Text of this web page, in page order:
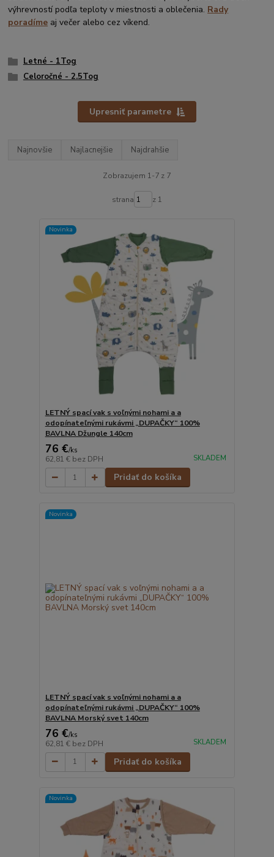
výhrevností podľa teploty v miestnosti a oblečenia. Rady
poradíme aj večer alebo cez víkend.
Letné - 1Tog
Celoročné - 2.5Tog
Upresniť parametre
Najnovšie Najlacnejšie Najdrahšie
Zobrazujem 1-7 z 7
strana z 1
Novinka
LETNÝ spací vak s voľnými nohami a a
odopínateľnými rukávmi „DUPAČKY“ 100%
BAVLNA Džungle 140cm
76 €/ks
62,81 € bez DPH SKLADEM
Pridať do košíka
Novinka
LETNÝ spací vak s voľnými nohami a a
odopínateľnými rukávmi „DUPAČKY“ 100%
BAVLNA Morský svet 140cm
76 €/ks
62,81 € bez DPH SKLADEM
Pridať do košíka
Novinka